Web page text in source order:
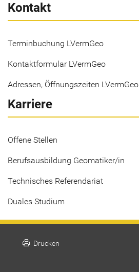
Kontakt
Terminbuchung LVermGeo
Kontaktformular LVermGeo
Adressen, Öffnungszeiten LVermGeo
Karriere
Offene Stellen
Berufsausbildung Geomatiker/in
Technisches Referendariat
Duales Studium
print Drucken